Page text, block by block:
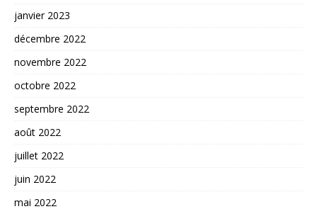
janvier 2023
décembre 2022
novembre 2022
octobre 2022
septembre 2022
août 2022
juillet 2022
juin 2022
mai 2022